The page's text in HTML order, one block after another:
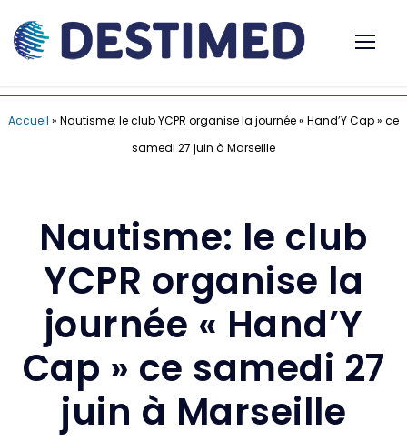
Accueil » Nautisme: le club YCPR organise la journée « Hand’Y Cap » ce
samedi 27 juin à Marseille
Nautisme: le club
YCPR organise la
journée « Hand’Y
Cap » ce samedi 27
juin à Marseille